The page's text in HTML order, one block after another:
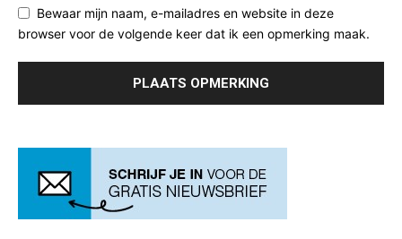
Bewaar mijn naam, e-mailadres en website in deze
browser voor de volgende keer dat ik een opmerking maak.